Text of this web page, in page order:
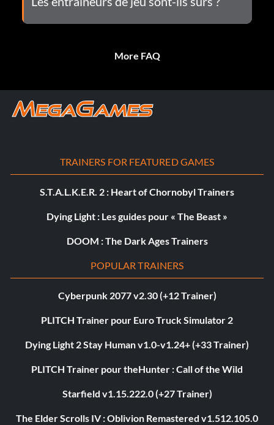
More FAQ
TRAINERS FOR FEATURED GAMES
S.T.A.L.K.E.R. 2 : Heart of Chornobyl Trainers
Dying Light : Les guides pour « The Beast »
DOOM : The Dark Ages Trainers
POPULAR TRAINERS
Cyberpunk 2077 v2.30 (+12 Trainer)
PLITCH Trainer pour Euro Truck Simulator 2
Dying Light 2 Stay Human v1.0-v1.24+ (+33 Trainer)
PLITCH Trainer pour theHunter : Call of the Wild
Starfield v1.15.222.0 (+27 Trainer)
The Elder Scrolls IV : Oblivion Remastered v1.512.105.0